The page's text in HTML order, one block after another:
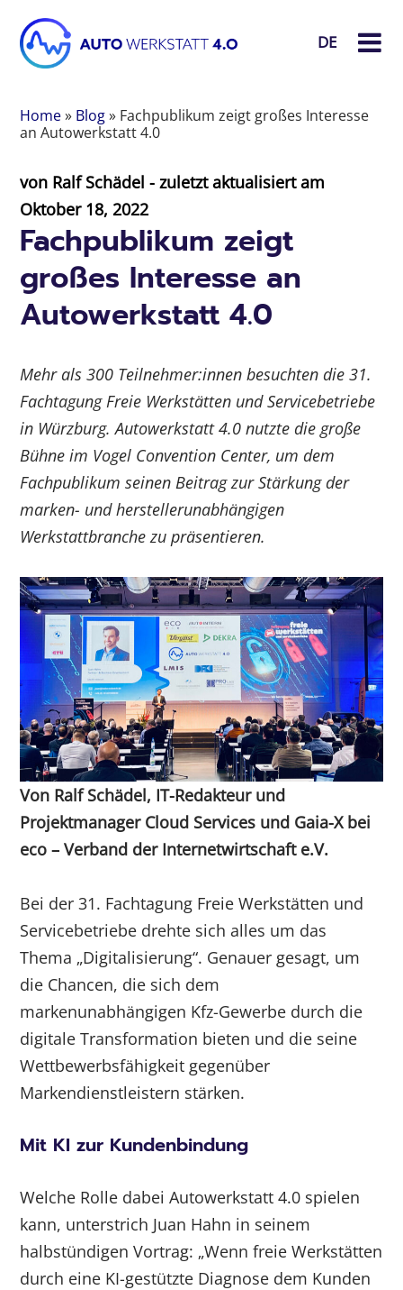
DE
Home» Blog» Fachpublikum zeigt großes Interesse
an Autowerkstatt 4.0
von Ralf Schädel - zuletzt aktualisiert am
Oktober 18, 2022
Fachpublikum zeigt
großes Interesse an
Autowerkstatt 4.0
Mehr als 300 Teilnehmer:innen besuchten die 31.
Fachtagung Freie Werkstätten und Servicebetriebe
in Würzburg. Autowerkstatt 4.0 nutzte die große
Bühne im Vogel Convention Center, um dem
Fachpublikum seinen Beitrag zur Stärkung der
marken- und herstellerunabhängigen
Werkstattbranche zu präsentieren.
Von Ralf Schädel, IT-Redakteur und
Projektmanager Cloud Services und Gaia-X bei
eco – Verband der Internetwirtschaft e.V.
Bei der 31. Fachtagung Freie Werkstätten und
Servicebetriebe drehte sich alles um das
Thema „Digitalisierung“. Genauer gesagt, um
die Chancen, die sich dem
markenunabhängigen Kfz-Gewerbe durch die
digitale Transformation bieten und die seine
Wettbewerbsfähigkeit gegenüber
Markendienstleistern stärken.
Mit KI zur Kundenbindung
Welche Rolle dabei Autowerkstatt 4.0 spielen
kann, unterstrich Juan Hahn in seinem
halbstündigen Vortrag: „Wenn freie Werkstätten
durch eine KI-gestützte Diagnose dem Kunden